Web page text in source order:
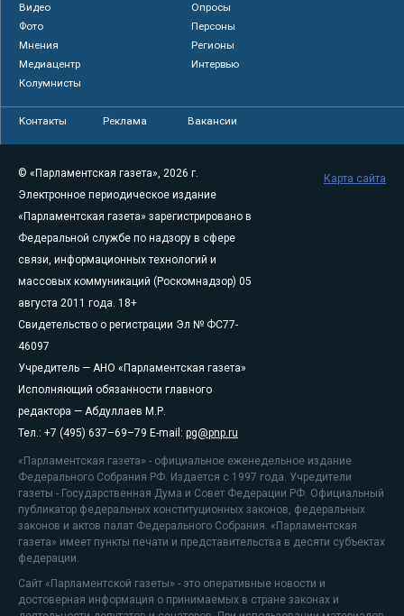
Видео
Опросы
Фото
Персоны
Мнения
Регионы
Медиацентр
Интервью
Колумнисты
Контакты Реклама Вакансии
© «Парламентская газета», 2026 г.
Электронное периодическое издание
«Парламентская газета» зарегистрировано в
Федеральной службе по надзору в сфере
связи, информационных технологий и
массовых коммуникаций (Роскомнадзор) 05
августа 2011 года. 18+
Свидетельство о регистрации Эл № ФС77-
46097
Учредитель — АНО «Парламентская газета»
Исполняющий обязанности главного
редактора — Абдуллаев М.Р.
Тел.: +7 (495) 637–69–79 E-mail: pg@pnp.ru
«Парламентская газета» - официальное еженедельное издание
Федерального Собрания РФ. Издается с 1997 года. Учредители
газеты - Государственная Дума и Совет Федерации РФ. Официальный
публикатор федеральных конституционных законов, федеральных
законов и актов палат Федерального Собрания. «Парламентская
газета» имеет пункты печати и представительства в десяти субъектах
федерации.
Сайт «Парламентской газеты» - это оперативные новости и
достоверная информация о принимаемых в стране законах и
Карта сайта